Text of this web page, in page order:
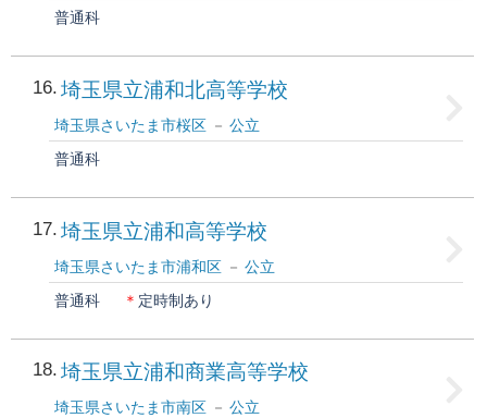
普通科
16 埼玉県立浦和北高等学校
埼玉県さいたま市桜区
公立
普通科
17 埼玉県立浦和高等学校
埼玉県さいたま市浦和区
公立
普通科
＊ 定時制あり
18 埼玉県立浦和商業高等学校
埼玉県さいたま市南区
公立